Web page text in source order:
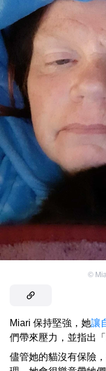
©
Miari 保持堅強，她讓
們帶來壓力，並指出
儘管她的貓沒有保險